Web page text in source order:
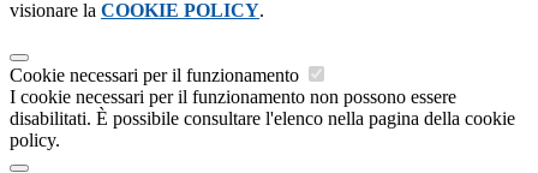
visionare la COOKIE POLICY.
Cookie necessari per il funzionamento
I cookie necessari per il funzionamento non possono essere
disabilitati. È possibile consultare l'elenco nella pagina della cookie
policy.